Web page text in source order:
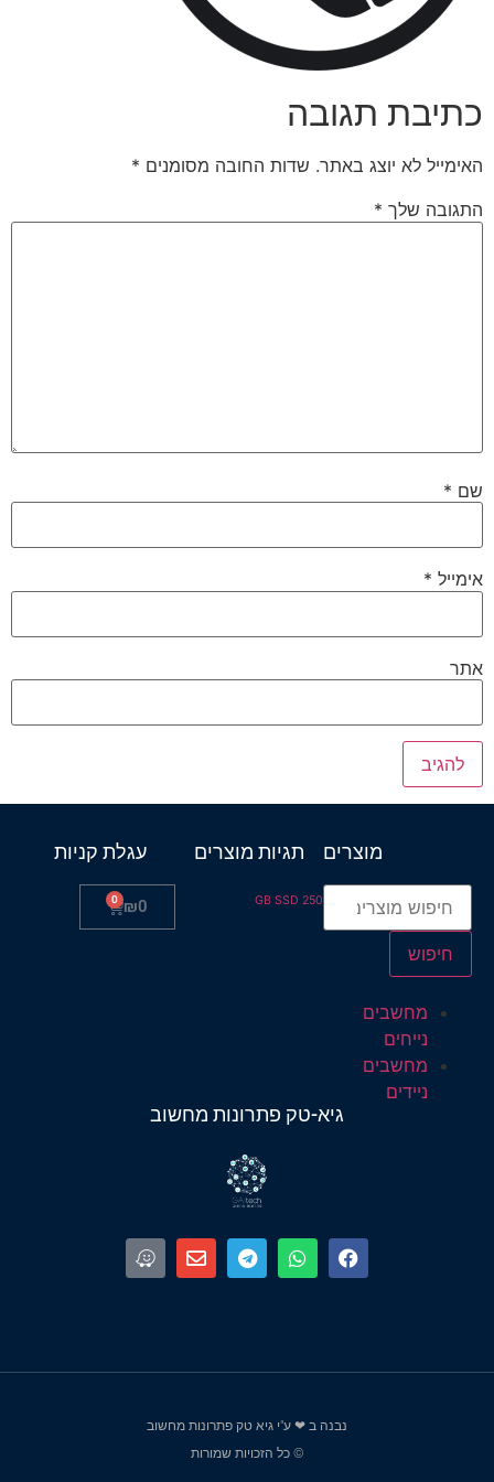
כתיבת תגובה
האימייל לא יוצג באתר. שדות החובה מסומנים *
התגובה שלך *
שם *
אימייל *
אתר
מוצרים
חיפוש
מחשבים
נייחים
מחשבים
ניידים
תגיות מוצרים
250 GB SSD
עגלת קניות
₪0
0
גיא-טק פתרונות מחשוב
נבנה ב ❤ ע"י גיא טק פתרונות מחשוב
© כל הזכויות שמורות